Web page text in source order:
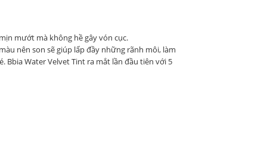
mướt mà không hề gây vón cục.
nên son sẽ giúp lấp đầy những rãnh môi, làm
Water Velvet Tint ra mắt lần đầu tiên với 5